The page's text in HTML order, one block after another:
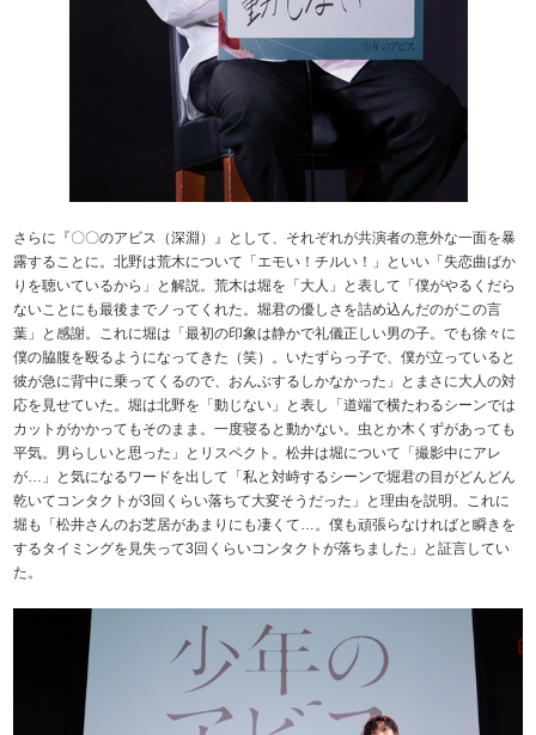
さらに『〇〇のアビス（深淵）』として、それぞれが共演者の意外な一面を暴
露することに。北野は荒木について「エモい！チルい！」といい「失恋曲ばか
りを聴いているから」と解説。荒木は堀を「大人」と表して「僕がやるくだら
ないことにも最後までノってくれた。堀君の優しさを詰め込んだのがこの言
葉」と感謝。これに堀は「最初の印象は静かで礼儀正しい男の子。でも徐々に
僕の脇腹を殴るようになってきた（笑）。いたずらっ子で、僕が立っていると
彼が急に背中に乗ってくるので、おんぶするしかなかった」とまさに大人の対
応を見せていた。堀は北野を「動じない」と表し「道端で横たわるシーンでは
カットがかかってもそのまま。一度寝ると動かない。虫とか木くずがあっても
平気。男らしいと思った」とリスペクト。松井は堀について「撮影中にアレ
が…」と気になるワードを出して「私と対峙するシーンで堀君の目がどんどん
乾いてコンタクトが3回くらい落ちて大変そうだった」と理由を説明。これに
堀も「松井さんのお芝居があまりにも凄くて…。僕も頑張らなければと瞬きを
するタイミングを見失って3回くらいコンタクトが落ちました」と証言してい
た。